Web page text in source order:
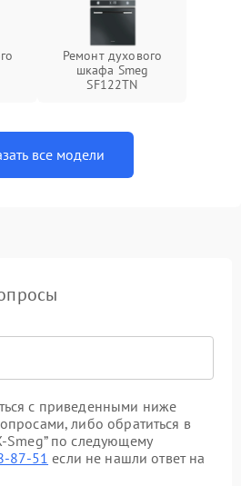
Ремонт духового
шкафа Smeg
SF122TN
все модели
с приведенными ниже
либо обратиться в
Smeg” по следующему
87-51 если не нашли ответ на